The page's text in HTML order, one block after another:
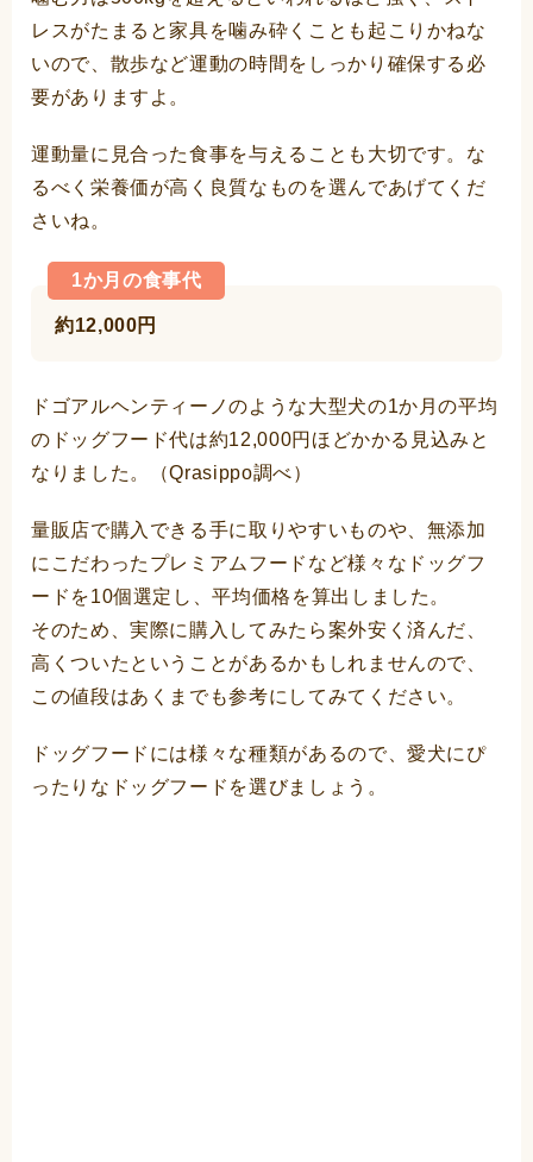
レスがたまると家具を噛み砕くことも起こりかねな
いので、散歩など運動の時間をしっかり確保する必
要がありますよ。
運動量に見合った食事を与えることも大切です。な
るべく栄養価が高く良質なものを選んであげてくだ
さいね。
1か月の食事代
約12,000円
ドゴアルヘンティーノのような大型犬の1か月の平均
のドッグフード代は約12,000円ほどかかる見込みと
なりました。（Qrasippo調べ）
量販店で購入できる手に取りやすいものや、無添加
にこだわったプレミアムフードなど様々なドッグフ
ードを10個選定し、平均価格を算出しました。
そのため、実際に購入してみたら案外安く済んだ、
高くついたということがあるかもしれませんので、
この値段はあくまでも参考にしてみてください。
ドッグフードには様々な種類があるので、愛犬にぴ
ったりなドッグフードを選びましょう。